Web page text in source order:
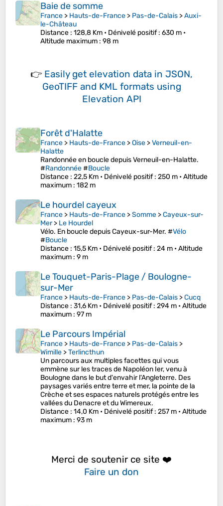
Baie de somme
France > Hauts-de-France > Pas-de-Calais >Auxi-
le-Château
Distance : 128,8 Km • Dénivelé positif: 630 m •
Altitude maximum : 98 m
👉 Easily get elevation data in JSON,
GeoTIFF and KML formats using
Elevation API
Forêt d'Halatte
France > Hauts-de-France >Oise >Verneuil-en-
Halatte
Randonnée en boucle depuis Verneuil-en-Halatte.
#Randonnée#Boucle
Distance : 22,5 Km • Dénivelé positif: 250 m •Altitude
maximum : 182 m
Le hourdel cayeux
France > Hauts-de-France >Somme >Cayeux-sur-
Mer> Le Hourdel
Vélo. En boucle depuis Cayeux-sur-Mer. #Vélo
#Boucle
Distance : 15,5 Km • Dénivelé positif: 24 m •Altitude
maximum : 9 m
Le Touquet-Paris-Plage / Boulogne-
sur-Mer
France > Hauts-de-France > Pas-de-Calais >Cucq
Distance : 31,6 Km • Dénivelé positif: 294 m •Altitude
maximum : 97 m
Le Parcours Impérial
France > Hauts-de-France > Pas-de-Calais >
Wimille >Terlincthun
Un parcours aux multiples facettes qui vous
emmène sur les traces de Napoléon Ier, venu à
Boulogne dans le but d'envahir l'Angleterre. Des
paysages variés entre terre et mer, la pointe de la
Crèche et ses espaces naturels protégés entre les
vallées du Denacre et du Wimereux.
Distance : 14,0 Km • Dénivelé positif: 257 m •Altitude
maximum : 93 m
Merci de soutenir ce site ❤️
Faire un don